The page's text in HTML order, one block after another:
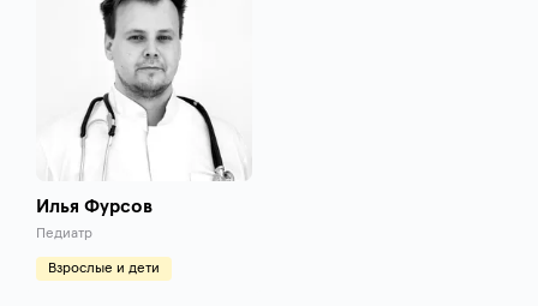
Илья Фурсов
Педиатр
Взрослые и дети